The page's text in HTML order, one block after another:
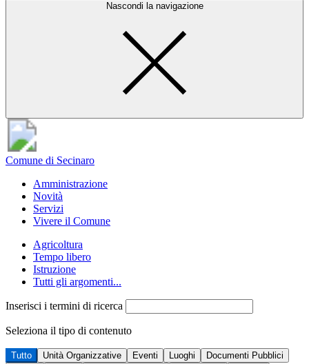
Nascondi la navigazione
Comune di Secinaro
Amministrazione
Novità
Servizi
Vivere il Comune
Agricoltura
Tempo libero
Istruzione
Tutti gli argomenti...
Inserisci i termini di ricerca
Seleziona il tipo di contenuto
Tutto Unità Organizzative Eventi Luoghi
Documenti Pubblici